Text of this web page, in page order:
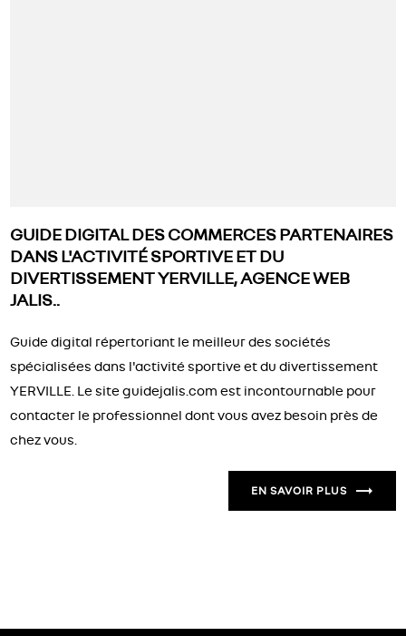
GUIDE DIGITAL DES COMMERCES PARTENAIRES
DANS L'ACTIVITÉ SPORTIVE ET DU
DIVERTISSEMENT YERVILLE, AGENCE WEB
JALIS..
Guide digital répertoriant le meilleur des sociétés
spécialisées dans l'activité sportive et du divertissement
YERVILLE. Le site guidejalis.com est incontournable pour
contacter le professionnel dont vous avez besoin près de
chez vous.
EN SAVOIR PLUS